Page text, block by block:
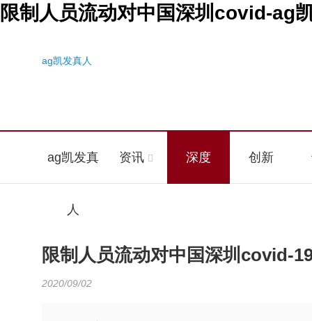
限制人员流动对中国深圳covid-ag
ag凯发真人
ag凯发真
人
资讯 深度 创新
限制人员流动对中国深圳covid-
2020/09/02